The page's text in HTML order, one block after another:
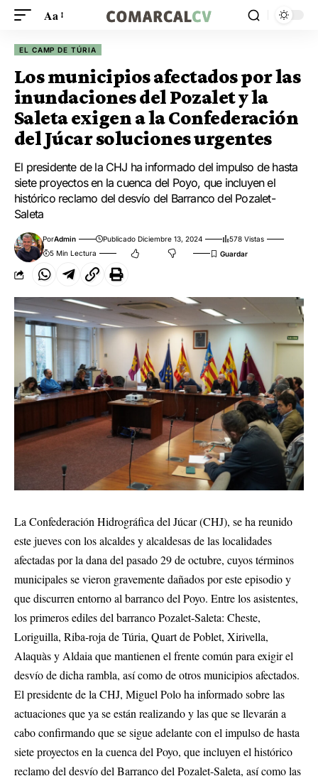
Aa
EL CAMP DE TÚRIA
Los municipios afectados por las
inundaciones del Pozalet y la
Saleta exigen a la Confederación
del Júcar soluciones urgentes
El presidente de la CHJ ha informado del impulso de hasta
siete proyectos en la cuenca del Poyo, que incluyen el
histórico reclamo del desvío del Barranco del Pozalet-
Saleta
PorAdmin Publicado Diciembre 13, 2024
578 Vistas
5 Min Lectura
La Confederación Hidrográfica del Júcar (CHJ), se ha reunido
este jueves con los alcaldes y alcaldesas de las localidades
afectadas por la dana del pasado 29 de octubre, cuyos términos
municipales se vieron gravemente dañados por este episodio y
que discurren entorno al barranco del Poyo. Entre los asistentes,
los primeros ediles del barranco Pozalet-Saleta: Cheste,
Loriguilla, Riba-roja de Túria, Quart de Poblet, Xirivella,
Alaquàs y Aldaia que mantienen el frente común para exigir el
desvío de dicha rambla, así como de otros municipios afectados.
El presidente de la CHJ, Miguel Polo ha informado sobre las
actuaciones que ya se están realizando y las que se llevarán a
cabo confirmando que se sigue adelante con el impulso de hasta
siete proyectos en la cuenca del Poyo, que incluyen el histórico
reclamo del desvío del Barranco del Pozalet-Saleta, así como las